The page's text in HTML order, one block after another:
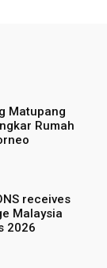
Matupang
Rumah
receives
Malaysia
2026